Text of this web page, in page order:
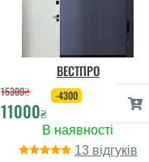
ВЕСТПРО
15300₴
11000₴
-4300
13